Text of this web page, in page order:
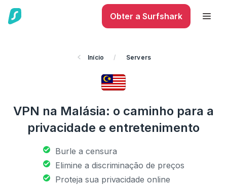
Obter a Surfshark
Início / Servers
VPN na Malásia: o caminho para a
privacidade e entretenimento
Burle a censura
Elimine a discriminação de preços
Proteja sua privacidade online